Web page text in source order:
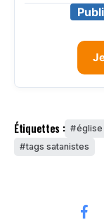
Étiquettes : église
tags satanistes